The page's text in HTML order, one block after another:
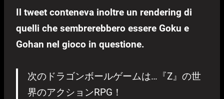
Il tweet conteneva inoltre un rendering di
quelli che sembrerebbero essere Goku e
Gohan nel gioco in questione.
次のドラゴンボールゲームは…『Z』の世
界のアクションRPG！